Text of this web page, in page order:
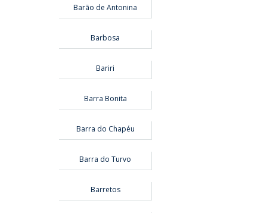
Barão de Antonina
Barbosa
Bariri
Barra Bonita
Barra do Chapéu
Barra do Turvo
Barretos